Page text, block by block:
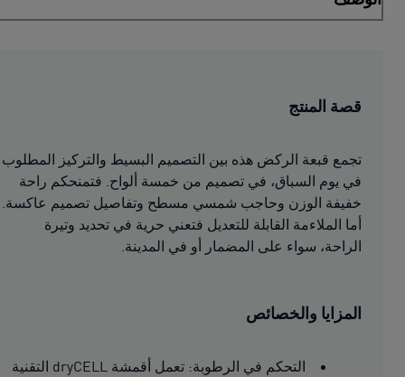
قصة المنتج
تجمع قبعة الركض هذه بين التصميم البسيط والتركيز المطلوب
في يوم السباق، في تصميم من خمسة ألواح. فتمنحكم راحة
خفيفة الوزن وحاجب شمسي مسطح وتفاصيل تصميم عاكسة.
أما الملاءمة القابلة للتعديل فتعني حرية في تحديد وتيرة
الراحة، سواء على المضمار أو في المدينة.
المزايا والخصائص
التحكم في الرطوبة: تعمل أقمشة dryCELL التقنية